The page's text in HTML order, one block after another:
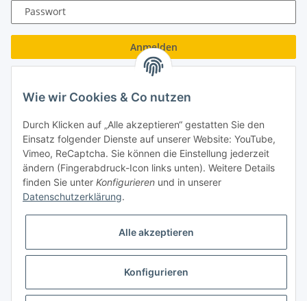
Passwort
Anmelden
Neu hier?Jetzt registrieren!
Turboloch GmbH
Almenweg 27
67256 Weisenheim am Sand
E-Mail: info@turboloch.de
Impressum
* Alle Preise inkl. gesetzlicher USt., zzgl.Versand
Wie wir Cookies & Co nutzen
Durch Klicken auf „Alle akzeptieren“ gestatten Sie den
Einsatz folgender Dienste auf unserer Website: YouTube,
Vimeo, ReCaptcha. Sie können die Einstellung jederzeit
ändern (Fingerabdruck-Icon links unten). Weitere Details
finden Sie unter Konfigurieren und in unserer
Datenschutzerklärung.
Alle akzeptieren
Konfigurieren